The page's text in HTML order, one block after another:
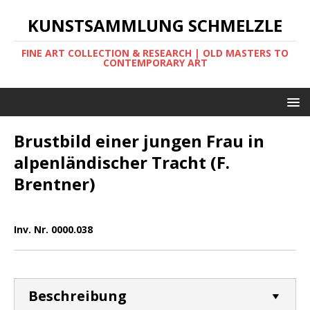
KUNSTSAMMLUNG SCHMELZLE
FINE ART COLLECTION & RESEARCH | OLD MASTERS TO
CONTEMPORARY ART
Brustbild einer jungen Frau in
alpenländischer Tracht (F.
Brentner)
Inv. Nr. 0000.038
Beschreibung